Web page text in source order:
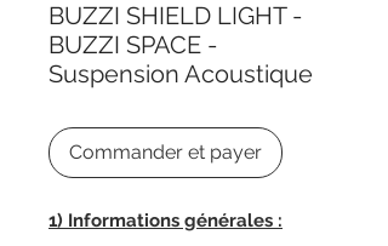
BUZZI SHIELD LIGHT -
BUZZI SPACE -
Suspension Acoustique
Commander et payer
1) Informations générales :